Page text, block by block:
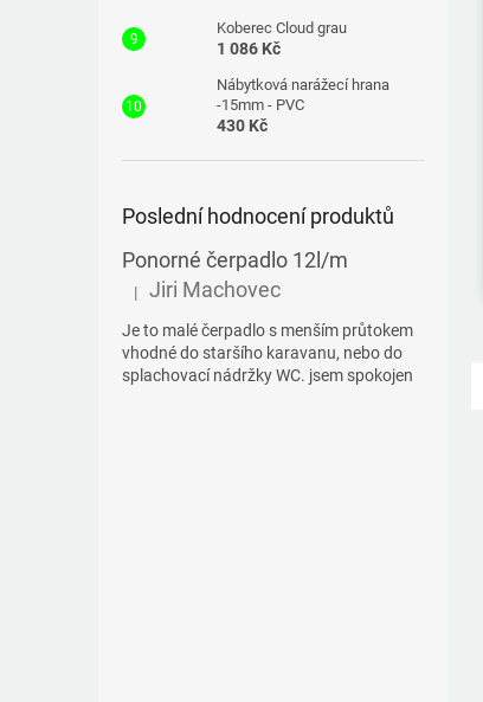
Koberec Cloud grau
1 086 Kč
Nábytková narážecí hrana
-15mm - PVC
430 Kč
Poslední hodnocení produktů
Ponorné čerpadlo 12l/m
Hodnocení produktu je 5 z 5 hvězdiček.
| Jiri Machovec
Je to malé čerpadlo s menším průtokem
vhodné do staršího karavanu, nebo do
splachovací nádržky WC. jsem spokojen